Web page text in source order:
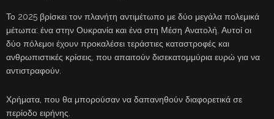
Το 2025 βρίσκει τον πλανήτη αντιμέτωπο με δύο μεγάλα πολεμικά
μέτωπα: ένα στην Ουκρανία και ένα στη Μέση Ανατολή. Αυτοί οι
δύο πόλεμοι έχουν προκαλέσει τεράστιες καταστροφές και
ανθρωπιστικές κρίσεις, που απαιτούν δισεκατομμύρια ευρώ για να
αντιστραφούν.
Χρήματα, που θα μπορούσαν να δαπανηθούν διαφορετικά σε
περίοδο ειρήνης.